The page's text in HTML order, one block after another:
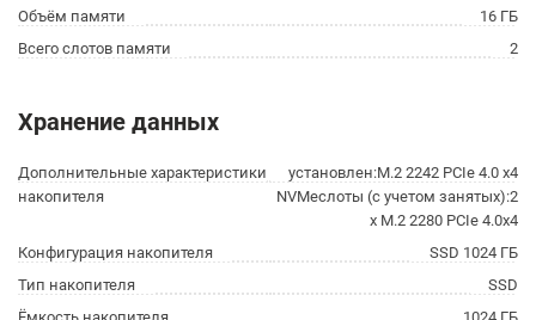
Объём памяти
16 ГБ
Всего слотов памяти
2
Хранение данных
Дополнительные характеристики
накопителя
установлен:M.2 2242 PCIe 4.0 x4
NVMeслоты (с учетом занятых):2
x M.2 2280 PCIe 4.0x4
Конфигурация накопителя
SSD 1024 ГБ
Тип накопителя
SSD